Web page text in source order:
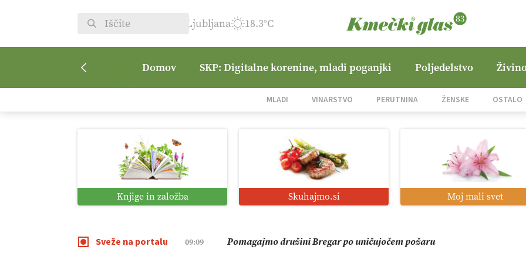
Ljubljana 18.3°C
Domov SKP: Digitalne korenine, mladi poganjki Poljedelstvo
MLADI VINARSTVO PERUTNINA ŽENSKE OSTALO
Knjige in založba Skuhajmo.si Moj mali svet
Sveže na portalu
07:00 Kmetijski roboti: bo o njihovi prihodnosti odločala cena ali prednosti
12:11 Digitalizacija z GPS navigacijo in avtonomnimi sistemi
09:09 Pomagajmo družini Bregar po uničujočem požaru
08:45 Vročina in suša obremenjujeta evropsko kmetijstvo